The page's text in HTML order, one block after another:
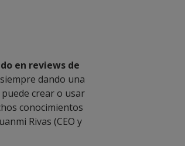
en reviews de
dando una
crear o usar
conocimientos
Rivas (CEO y